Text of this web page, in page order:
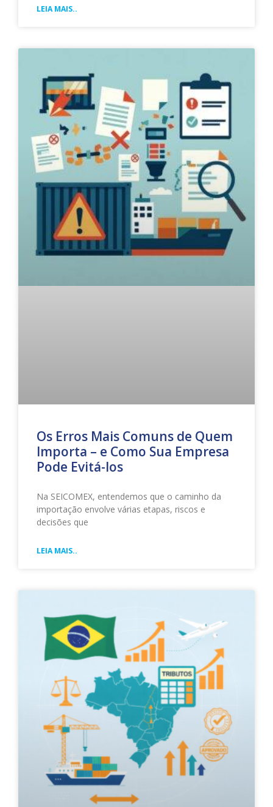
LEIA MAIS..
Os Erros Mais Comuns de Quem
Importa – e Como Sua Empresa
Pode Evitá-los
Na SEICOMEX, entendemos que o caminho da
importação envolve várias etapas, riscos e
decisões que
LEIA MAIS..